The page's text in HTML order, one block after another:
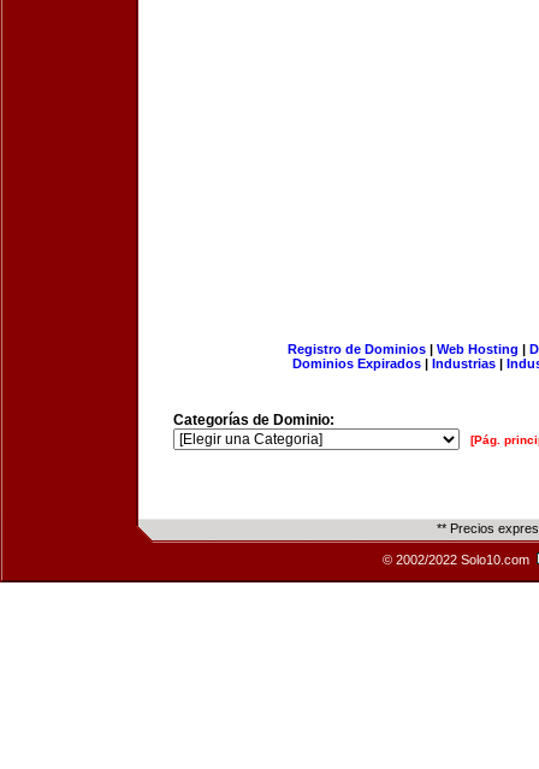
Registro de Dominios| Web Hosting |
Dominios Expirados | Industrias |
Categorías de Dominio:
[Pág.
** Precios
© 2002/2022 Solo10.com